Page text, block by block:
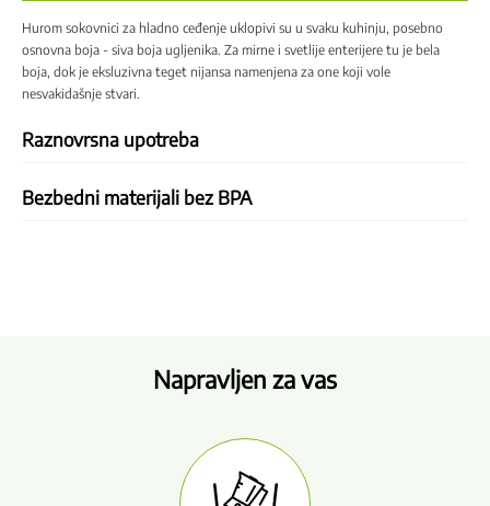
Hurom sokovnici za hladno ceđenje uklopivi su u svaku kuhinju, posebno
osnovna boja - siva boja ugljenika. Za mirne i svetlije enterijere tu je bela
boja, dok je eksluzivna teget nijansa namenjena za one koji vole
nesvakidašnje stvari.
Raznovrsna upotreba
Bezbedni materijali bez BPA
Napravljen za vas